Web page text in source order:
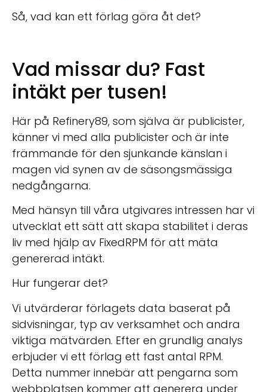
Så, vad kan ett förlag göra åt det?
Vad missar du? Fast
intäkt per tusen!
Här på Refinery89, som själva är publicister,
känner vi med alla publicister och är inte
främmande för den sjunkande känslan i
magen vid synen av de säsongsmässiga
nedgångarna.
Med hänsyn till våra utgivares intressen har vi
utvecklat ett sätt att skapa stabilitet i deras
liv med hjälp av FixedRPM för att mäta
genererad intäkt.
Hur fungerar det?
Vi utvärderar förlagets data baserat på
sidvisningar, typ av verksamhet och andra
viktiga mätvärden. Efter en grundlig analys
erbjuder vi ett förlag ett fast antal RPM.
Detta nummer innebär att pengarna som
webbplatsen kommer att generera under